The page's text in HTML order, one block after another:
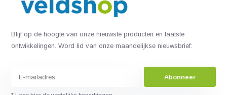
Blijf op de hoogte van onze nieuwste producten en laatste
ontwikkelingen. Word lid van onze maandelijkse nieuwsbrief:
Abonneer